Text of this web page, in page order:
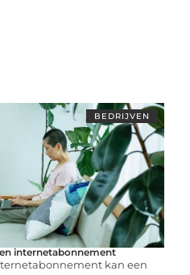
BEDRIJVEN
internetabonnement
kan een